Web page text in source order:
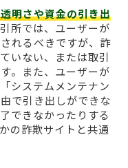
明さや資金の引き出
所では、ユーザーが
れるべきですが、詐
いない、または取引
。また、ユーザーが
システムメンテナン
で引き出しができな
できなかったりする
の詐欺サイトと共通